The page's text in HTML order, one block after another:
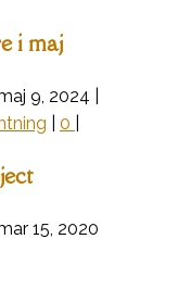
i maj
9, 2024
0
15, 2020